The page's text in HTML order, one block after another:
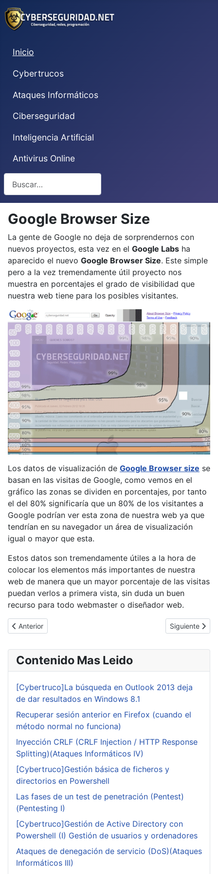
Inicio
Cybertrucos
Ataques Informáticos
Ciberseguridad
Inteligencia Artificial
Antivirus Online
Google Browser Size
La gente de Google no deja de sorprendernos con
nuevos proyectos, esta vez en el Google Labs ha
aparecido el nuevo Google Browser Size. Este simple
pero a la vez tremendamente útil proyecto nos
muestra en porcentajes el grado de visibilidad que
nuestra web tiene para los posibles visitantes.
Los datos de visualización de Google Browser size se
basan en las visitas de Google, como vemos en el
gráfico las zonas se dividen en porcentajes, por tanto
el del 80% significaría que un 80% de los visitantes a
Google podrían ver esta zona de nuestra web ya que
tendrían en su navegador un área de visualización
igual o mayor que esta.
Estos datos son tremendamente útiles a la hora de
colocar los elementos más importantes de nuestra
web de manera que un mayor porcentaje de las visitas
puedan verlos a primera vista, sin duda un buen
recurso para todo webmaster o diseñador web.
Artículo anterior: PHP 5.3.10 disponible para corregir una
Anterior Artículo
Siguiente
Contenido Mas Leido
[Cybertruco]La búsqueda en Outlook 2013 deja
de dar resultados en Windows 8.1
Recuperar sesión anterior en Firefox (cuando el
método normal no funciona)
Inyección CRLF (CRLF Injection / HTTP Response
Splitting)(Ataques Informáticos IV)
[Cybertruco]Gestión básica de ficheros y
directorios en Powershell
Las fases de un test de penetración (Pentest)
(Pentesting I)
[Cybertruco]Gestión de Active Directory con
Powershell (I) Gestión de usuarios y ordenadores
Ataques de denegación de servicio (DoS)(Ataques
Informáticos III)